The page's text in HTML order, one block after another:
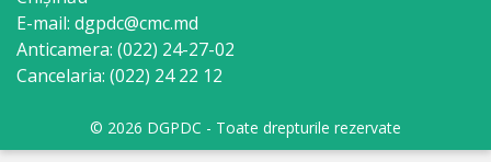
E-mail: dgpdc@cmc.md
Anticamera: (022) 24-27-02
Cancelaria: (022) 24 22 12
© 2026 DGPDC - Toate drepturile rezervate